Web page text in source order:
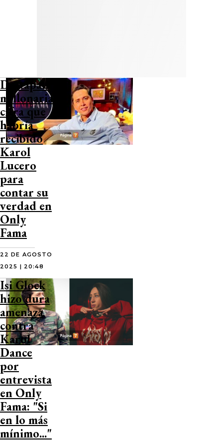
Destapan
millonaria
cifra que
habría
recibido
Karol
Lucero
para
contar su
verdad en
Only
Fama
22 DE AGOSTO
2025 | 20:48
Isi Glock
hizo dura
amenaza
contra
Karol
Dance
por
entrevista
en Only
Fama: "Si
en lo más
mínimo..."